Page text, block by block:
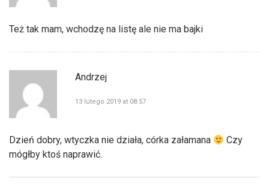
Też tak mam, wchodzę na listę ale nie ma bajki
Andrzej
13 lutego 2019 at 08:57
Dzień dobry, wtyczka nie działa, córka załamana
Czy
mógłby ktoś naprawić.